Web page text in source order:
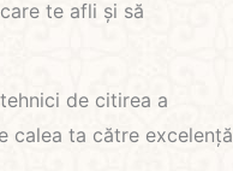
te afli și să
de citirea a
calea ta către excelență